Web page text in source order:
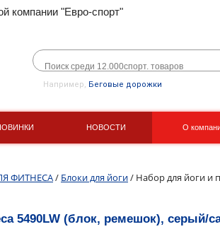
компании "Евро-спорт"
Например, Беговые дорожки
НОВОСТИ О
ФИТНЕСА/ Блоки для йоги/ Набор для йоги и
5490LW (блок, ремешок), серый/